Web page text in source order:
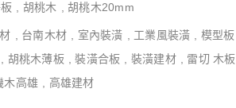
胡桃木 ,胡桃木20mm
台南木材 室內裝潢 工業風裝潢 模型板
胡桃木薄板 ,裝潢合板 裝潢建材 雷切 木板
木高雄 高雄建材